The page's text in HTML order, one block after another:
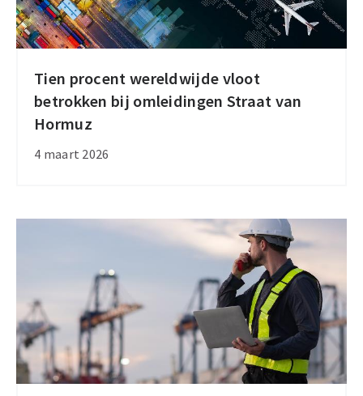
Tien procent wereldwijde vloot
betrokken bij omleidingen Straat van
Hormuz
4 maart 2026
Tien
procent
wereldwijde
vloot
omleidingen